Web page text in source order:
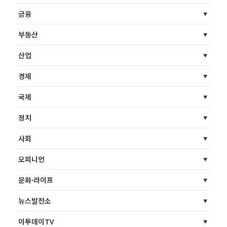
금융
부동산
산업
경제
국제
정치
사회
오피니언
문화·라이프
뉴스발전소
이투데이TV